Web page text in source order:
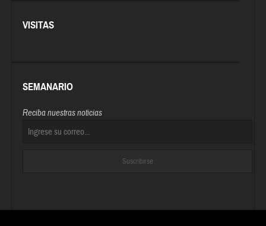
VISITAS
SEMANARIO
Reciba nuestras noticias